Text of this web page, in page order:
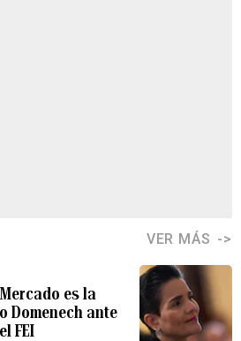
VER MÁS
es la
Domenech ante
FEI